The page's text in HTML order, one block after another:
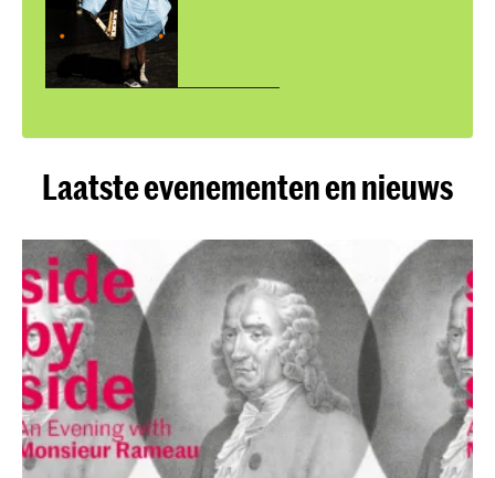
Laatste evenementen en nieuws